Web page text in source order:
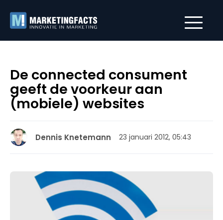
De connected consument
geeft de voorkeur aan
(mobiele) websites
Dennis Knetemann 23 januari 2012, 05:43